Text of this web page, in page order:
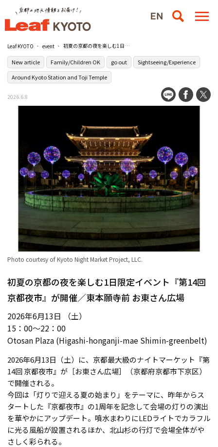
Leaf KYOTO event 初夏の京都の夜を楽しむ1日限定イベント『第14回 京都夜市』が開催／東本願寺前 お東さん広場
New article Family/Children OK go out
Sightseeing/Experience
Around Kyoto Station and Toji Temple
2026.6.8
Photo courtesy of Kyoto Night Market Project, LLC.
初夏の京都の夜を楽しむ1日限定イベント『第14回
京都夜市』が開催／東本願寺前 お東さん広場
2026年6月13日 （土）
15：00〜22：00
Otosan Plaza (Higashi-honganji-mae Shimin-greenbelt)
2026年6月13日（土）に、京都最大級のナイトマーケット『第
14回 京都夜市』が［お東さん広場］（京都府京都市下京区）
で開催される。
今回は「灯りで迎える夏の始まり」をテーマに、昨年からス
タートした『京都夜市』の1周年を記念して会場の灯りの演出
を華やかにアップデート。噴水まわりにLEDライトでカラフル
に光る風船が設置されるほか、北山杉の行灯で会場全体がや
さしく彩られる。